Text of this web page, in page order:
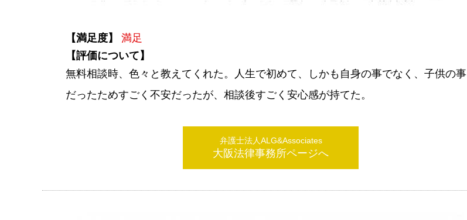
【満足度】
満足
【評価について】
無料相談時、色々と教えてくれた。人生で初めて、しかも自身の事でなく、子供の事
だったためすごく不安だったが、相談後すごく安心感が持てた。
弁護士法人ALG&Associates
大阪法律事務所ページへ